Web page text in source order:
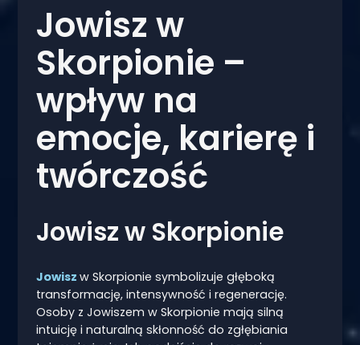
Jowisz w
Skorpionie –
wpływ na
emocje, karierę i
twórczość
Jowisz w Skorpionie
Jowisz w Skorpionie symbolizuje głęboką
transformację, intensywność i regenerację.
Osoby z Jowiszem w Skorpionie mają silną
intuicję i naturalną skłonność do zgłębiania